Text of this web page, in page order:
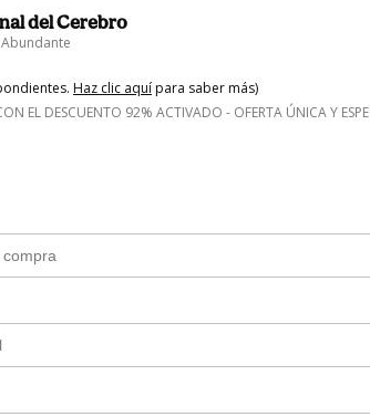
del Cerebro
Haz clic aquí para saber más)
EL DESCUENTO 92% ACTIVADO - OFERTA ÚNICA Y